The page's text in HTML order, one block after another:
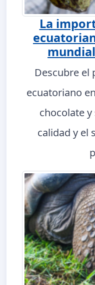
La
Descubre el
ecuatoriano
chocolate
calidad y el